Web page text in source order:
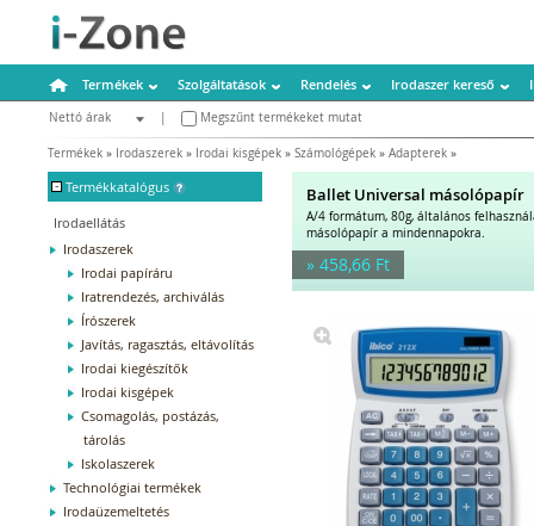
Termékek Szolgáltatások Rendelés Irodaszer kereső
Nettó árak
Megszűnt termékeket mutat
Termékek » Irodaszerek » Irodai kisgépek » Számológépek » Adapterek »
- Termékkatalógus
Irodaellátás
Irodaszerek
Irodai papíráru
Iratrendezés, archiválás
Írószerek
Javítás, ragasztás, eltávolítás
Irodai kiegészítők
Irodai kisgépek
Csomagolás, postázás,
tárolás
Iskolaszerek
Technológiai termékek
Irodaüzemeltetés
Ballet Universal másolópapír
A/4 formátum, 80g, általános
másolópapír a mindennapokra.
» 458,66 Ft